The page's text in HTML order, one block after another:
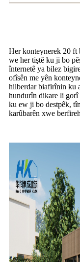
Her konteynerek 20 ft
we her tiştê ku ji bo
înternetê ya bilez
ofîsên me yên
hilberdar biafirînin ku
hundurîn dikare li gorî
ku ew ji bo destpêk,
karûbarên xwe